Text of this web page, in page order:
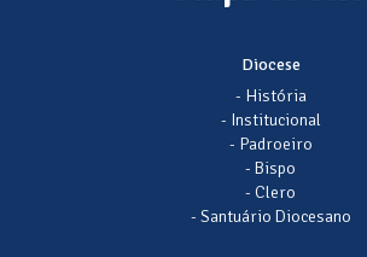
Diocese
- História
- Institucional
- Padroeiro
- Bispo
- Clero
- Santuário Diocesano